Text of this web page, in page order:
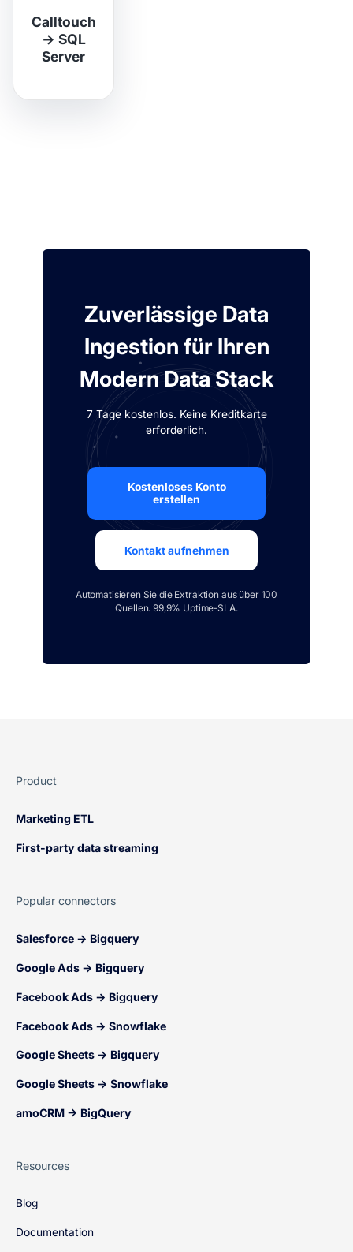
Calltouch
→ SQL
Server
Zuverlässige Data
Ingestion für Ihren
Modern Data Stack
7 Tage kostenlos. Keine Kreditkarte
erforderlich.
Kostenloses Konto
erstellen
Kontakt aufnehmen
Automatisieren Sie die Extraktion aus über 100
Quellen. 99,9% Uptime-SLA.
Product
Marketing ETL
First-party data streaming
Popular connectors
Salesforce → Bigquery
Google Ads → Bigquery
Facebook Ads → Bigquery
Facebook Ads → Snowflake
Google Sheets → Bigquery
Google Sheets → Snowflake
amoCRM → BigQuery
Resources
Blog
Documentation